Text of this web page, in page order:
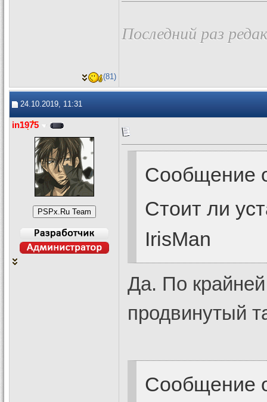
Последний раз
(81)
24.10.2019, 11:31
in1975
Сообщение
Стоит ли
IrisMan
Да. По
продвинутый
Сообщение